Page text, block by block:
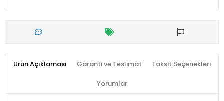
Ürün Açıklaması Garanti ve Teslimat Taksit Seçenekleri
Yorumlar